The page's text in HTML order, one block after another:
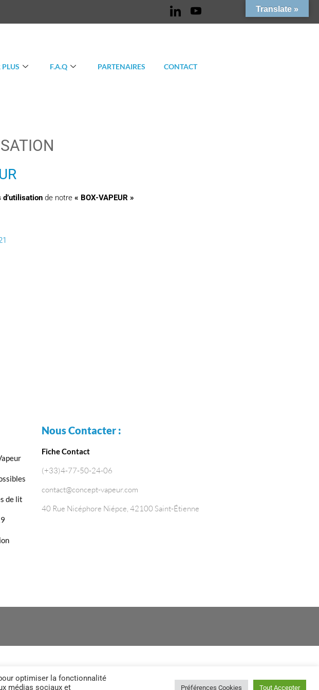
F.A.Q PARTENAIRES CONTACT
d’utilisation de notre « BOX-VAPEUR »
de lit
Nous Contacter :
Fiche Contact
(+33)4-77-50-24-06
contact@concept-vapeur.com
40 Rue Nicéphore Niépce, 42100 Saint-Étienne
optimiser la fonctionnalité
médias sociaux et
Préférences Cookies Tout Accepter
Translate »